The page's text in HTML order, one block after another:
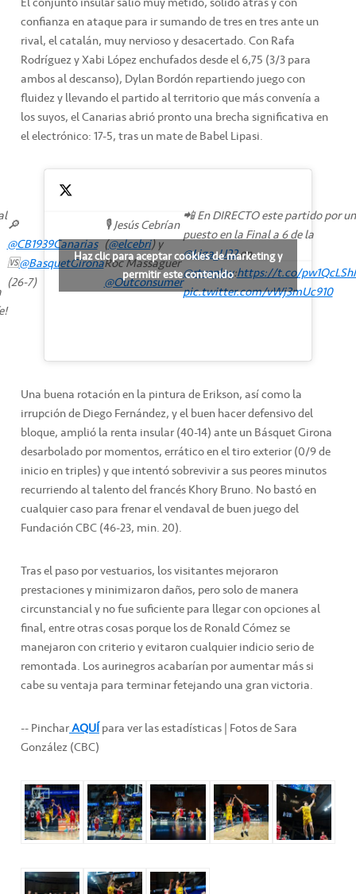
confianza en ataque para ir sumando de tres en tres ante un
rival, el catalán, muy nervioso y desacertado. Con Rafa
Rodríguez y Xabi López enchufados desde el 6,75 (3/3 para
ambos al descanso), Dylan Bordón repartiendo juego con
fluidez y llevando el partido al territorio que más convenía a
los suyos, el Canarias abrió pronto una brecha significativa en
el electrónico: 17-5, tras un mate de Babel Lipasi.
🔎
@CB1939Canarias
🆚@BasquetGirona
(26-7)
🎙️ Jesús Cebrían
(@elcebri) y
Roc Massaguer
@Outconsumer
📲 En DIRECTO este partido por un
puesto en la Final a 6 de la
@Liga_U22en
@rtveplay:https://t.co/
pic.twitter.com/vWj3mUc910
Haz clic para aceptar cookies de marketing y
permitir este contenido
Una buena rotación en la pintura de Erikson, así como la
irrupción de Diego Fernández, y el buen hacer defensivo del
bloque, amplió la renta insular (40-14) ante un Básquet Girona
desarbolado por momentos, errático en el tiro exterior (0/9 de
inicio en triples) y que intentó sobrevivir a sus peores minutos
recurriendo al talento del francés Khory Bruno. No bastó en
cualquier caso para frenar el vendaval de buen juego del
Fundación CBC (46-23, min. 20).
Tras el paso por vestuarios, los visitantes mejoraron
prestaciones y minimizaron daños, pero solo de manera
circunstancial y no fue suficiente para llegar con opciones al
final, entre otras cosas porque los de Ronald Cómez se
manejaron con criterio y evitaron cualquier indicio serio de
remontada. Los aurinegros acabarían por aumentar más si
cabe su ventaja para terminar fetejando una gran victoria.
-- PincharAQUÍpara ver las estadísticas | Fotos de Sara
González (CBC)